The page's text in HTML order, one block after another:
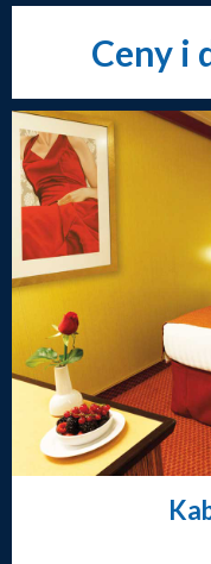
Ceny i